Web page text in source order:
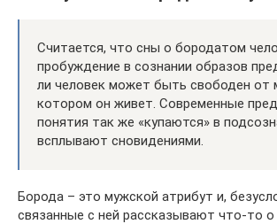
Считается, что сны о бородатом
пробуждение в сознании образов
ли человек может быть свободен от
котором он живет. Современные
понятия так же «купаются» в
всплывают сновидениями.
Борода – это мужской атрибут и,
связанные с ней рассказывают что-то о